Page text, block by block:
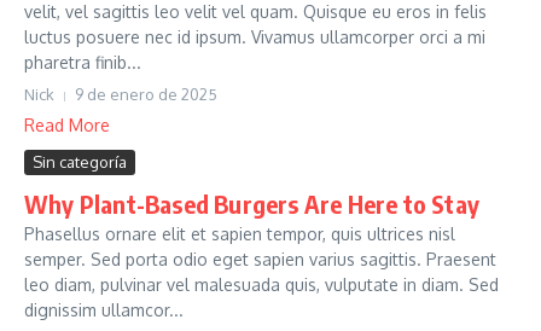
velit, vel sagittis leo velit vel quam. Quisque eu eros in felis
luctus posuere nec id ipsum. Vivamus ullamcorper orci a mi
pharetra finib...
Nick 9 de enero de 2025
Read More
Sin categoría
Why Plant-Based Burgers Are Here to Stay
Phasellus ornare elit et sapien tempor, quis ultrices nisl
semper. Sed porta odio eget sapien varius sagittis. Praesent
leo diam, pulvinar vel malesuada quis, vulputate in diam. Sed
dignissim ullamcor...